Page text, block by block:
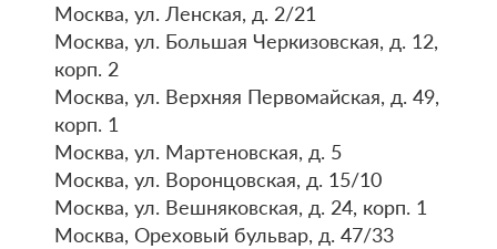
Москва, ул. Ленская, д. 2/21
Москва, ул. Большая Черкизовская, д. 12,
корп. 2
Москва, ул. Верхняя Первомайская, д. 49,
корп. 1
Москва, ул. Мартеновская, д. 5
Москва, ул. Воронцовская, д. 15/10
Москва, ул. Вешняковская, д. 24, корп. 1
Москва, Ореховый бульвар, д. 47/33